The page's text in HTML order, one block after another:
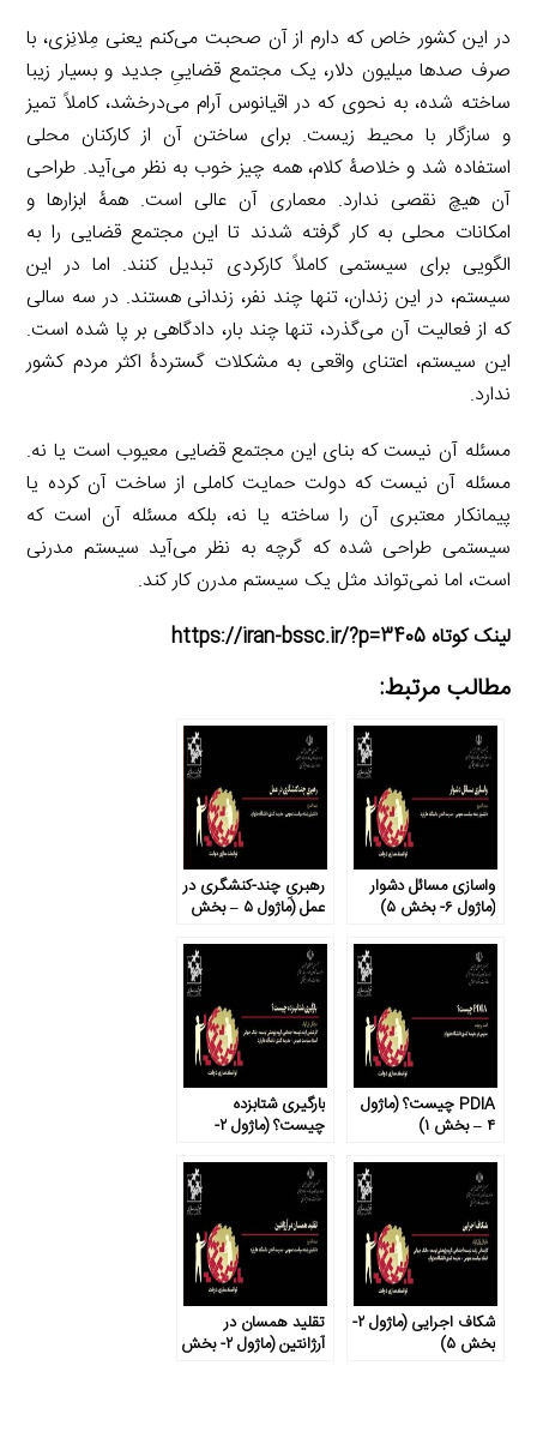
در این کشور خاص که دارم از آن صحبت می‌کنم یعنی مِلانِزی، با
صرف صدها میلیون دلار، یک مجتمع قضاییِ جدید و بسیار زیبا
ساخته شده، به نحوی که در اقیانوس آرام می‌درخشد، کاملاً تمیز
و سازگار با محیط زیست. برای ساختن آن از کارکنان محلی
استفاده شد و خلاصۀ کلام، همه چیز خوب به نظر می‌آید. طراحی
آن هیچ نقصی ندارد. معماری آن عالی است. همۀ ابزارها و
امکانات محلی به کار گرفته شدند تا این مجتمع قضایی را به
الگویی برای سیستمی کاملاً کارکردی تبدیل کنند. اما در این
سیستم، در این زندان، تنها چند نفر، زندانی هستند. در سه سالی
که از فعالیت آن می‌گذرد، تنها چند بار، دادگاهی بر پا شده است.
این سیستم، اعتنای واقعی به مشکلات گستردۀ اکثر مردم کشور
ندارد.
مسئله آن نیست که بنای این مجتمع قضایی معیوب است یا نه.
مسئله آن نیست که دولت حمایت کاملی از ساخت آن کرده یا
پیمانکار معتبری آن را ساخته یا نه، بلکه مسئله آن است که
سیستمی طراحی شده که گرچه به نظر می‌آید سیستم مدرنی
است، اما نمی‌تواند مثل یک سیستم مدرن کار کند.
لینک کوتاه https://iran-bssc.ir/?p=3405
مطالب مرتبط:
واسازی مسائل دشوار
(ماژول ۶- بخش ۵)
رهبریِ چند-کنشگری در
عمل (ماژول ۵ – بخش
PDIA چیست؟ (ماژول
۴ – بخش ۱)
بارگیری شتابزده
چیست؟ (ماژول ۲-
شکاف اجرایی (ماژول ۲-
بخش ۵)
تقلید همسان در
آرژانتین (ماژول ۲- بخش